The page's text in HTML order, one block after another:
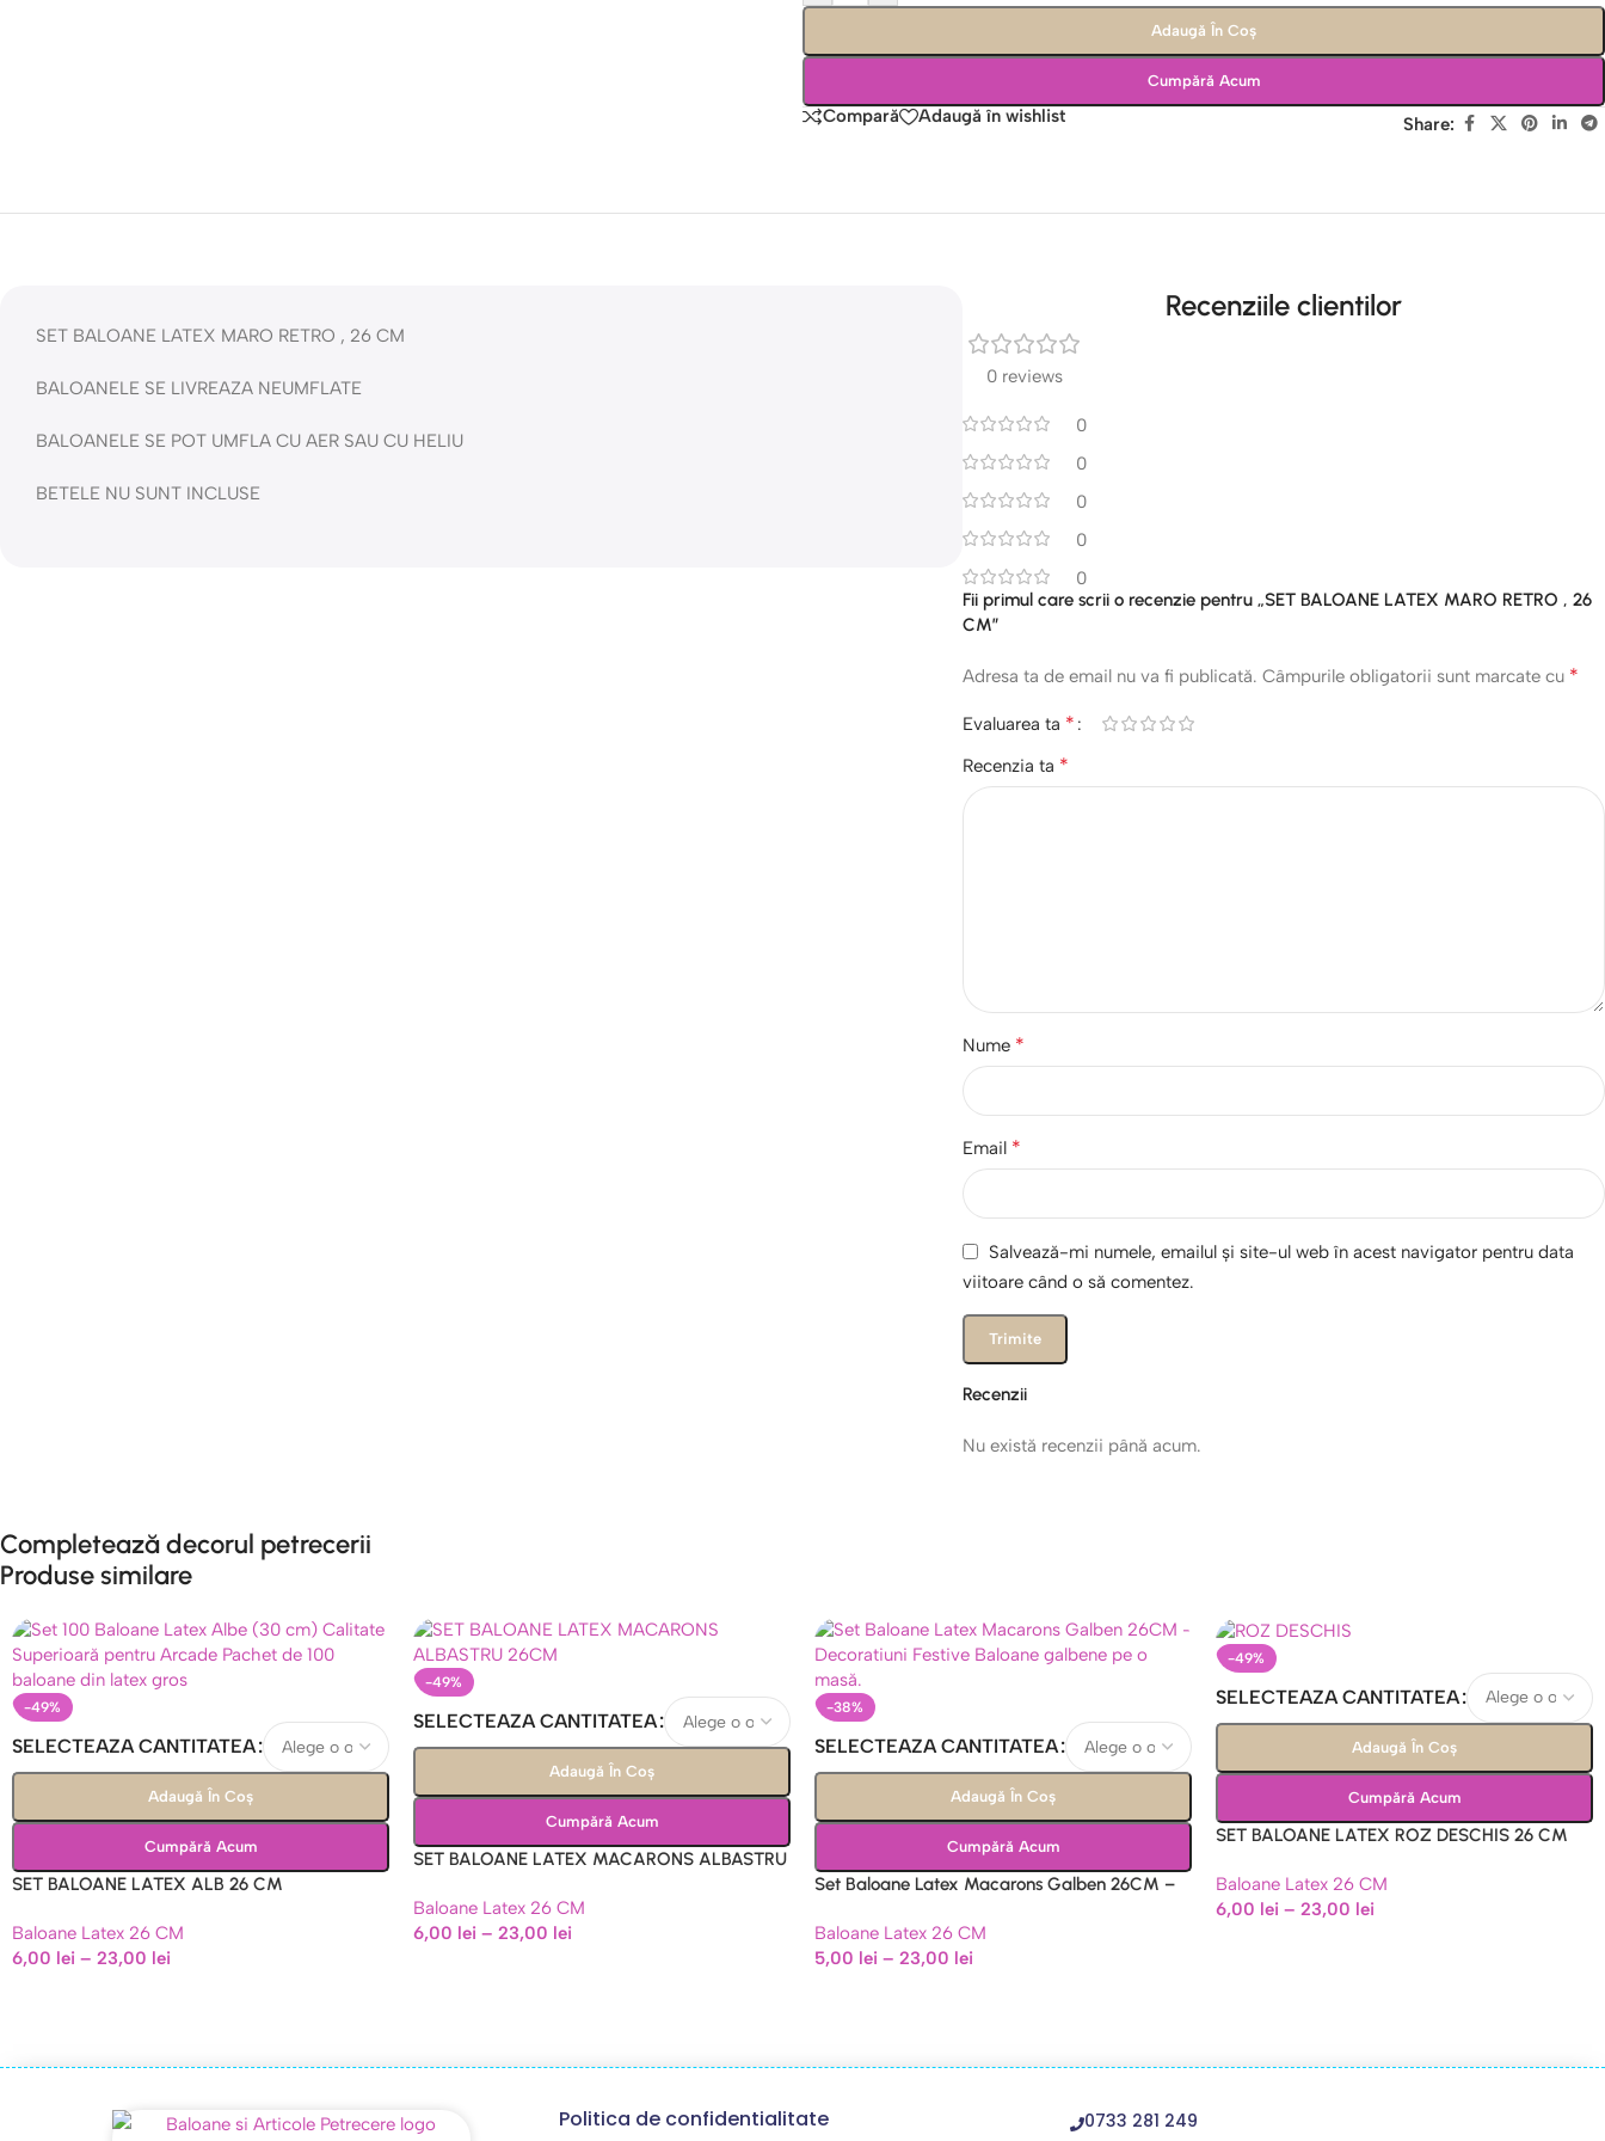
Adaugă În Coș
Cumpără Acum
Compară Adaugă în wishlist Share:
SET BALOANE LATEX MARO RETRO , 26 CM
BALOANELE SE LIVREAZA NEUMFLATE
BALOANELE SE POT UMFLA CU AER SAU CU HELIU
BETELE NU SUNT INCLUSE
Recenziile clientilor
0 reviews
0
0
0
0
0
Recenzii
Nu există recenzii până acum.
Fii primul care scrii o recenzie pentru „SET BALOANE LATEX MARO RETRO , 26
CM”
Adresa ta de email nu va fi publicată. Câmpurile obligatorii sunt marcate cu *
Evaluarea ta *
Recenzia ta *
Nume *
Email *
Salvează-mi numele, emailul și site-ul web în acest navigator pentru data
viitoare când o să comentez.
Completează decorul petrecerii
Produse similare
-49%
SELECTEAZA CANTITATEA
Adaugă În Coș
Cumpără Acum
SET BALOANE LATEX ALB 26 CM
Baloane Latex 26 CM
6,00 lei – 23,00 lei
-49%
SELECTEAZA CANTITATEA
Adaugă În Coș
Cumpără Acum
SET BALOANE LATEX MACARONS ALBASTRU
Baloane Latex 26 CM
6,00 lei – 23,00 lei
-38%
SELECTEAZA CANTITATEA
Adaugă În Coș
Cumpără Acum
Set Baloane Latex Macarons Galben 26CM –
Baloane Latex 26 CM
5,00 lei – 23,00 lei
-49%
SELECTEAZA CANTITATEA
Adaugă În Coș
Cumpără Acum
SET BALOANE LATEX ROZ DESCHIS 26 CM
Baloane Latex 26 CM
6,00 lei – 23,00 lei
Politica de confidentialitate 0733 281 249